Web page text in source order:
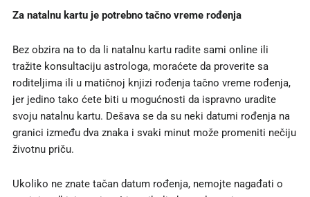
Za natalnu kartu je potrebno tačno vreme rođenja
Bez obzira na to da li natalnu kartu radite sami online ili
tražite konsultaciju astrologa, moraćete da proverite sa
roditeljima ili u matičnoj knjizi rođenja tačno vreme rođenja,
jer jedino tako ćete biti u mogućnosti da ispravno uradite
svoju natalnu kartu. Dešava se da su neki datumi rođenja na
granici između dva znaka i svaki minut može promeniti nečiju
životnu priču.
Ukoliko ne znate tačan datum rođenja, nemojte nagađati o